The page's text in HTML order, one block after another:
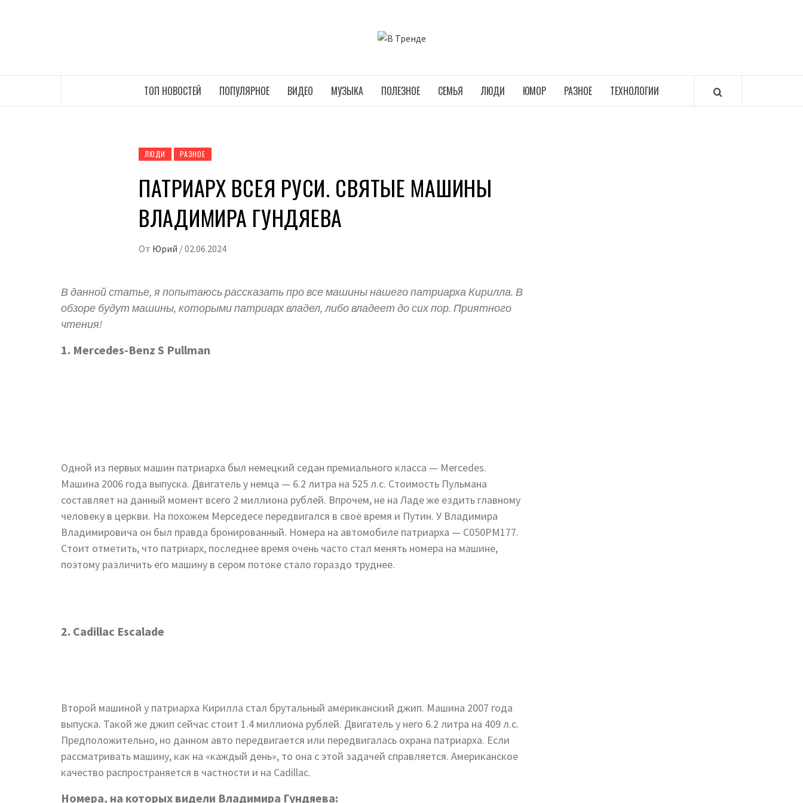
ТОП НОВОСТЕЙ ПОПУЛЯРНОЕ ВИДЕО МУЗЫКА ПОЛЕЗНОЕ СЕМЬЯ ЛЮДИ ЮМОР РАЗНОЕ ТЕХНОЛОГИИ
ЛЮДИ РАЗНОЕ
ПАТРИАРХ ВСЕЯ РУСИ. СВЯТЫЕ МАШИНЫ
ВЛАДИМИРА ГУНДЯЕВА
От Юрий /02.06.2024
В данной статье, я попытаюсь рассказать про все машины нашего патриарха Кирилла. В
обзоре будут машины, которыми патриарх владел, либо владеет до сих пор. Приятного
чтения!
1. Mercedes-Benz S Pullman
Одной из первых машин патриарха был немецкий седан премиального класса — Mercedes.
Машина 2006 года выпуска. Двигатель у немца — 6.2 литра на 525 л.с. Стоимость Пульмана
составляет на данный момент всего 2 миллиона рублей. Впрочем, не на Ладе же ездить главному
человеку в церкви. На похожем Мерседесе передвигался в своё время и Путин. У Владимира
Владимировича он был правда бронированный. Номера на автомобиле патриарха — С050РМ177.
Стоит отметить, что патриарх, последнее время очень часто стал менять номера на машине,
поэтому различить его машину в сером потоке стало гораздо труднее.
2. Cadillac Escalade
Второй машиной у патриарха Кирилла стал брутальный американский джип. Машина 2007 года
выпуска. Такой же джип сейчас стоит 1.4 миллиона рублей. Двигатель у него 6.2 литра на 409 л.с.
Предположительно, но данном авто передвигается или передвигалась охрана патриарха. Если
рассматривать машину, как на «каждый день», то она с этой задачей справляется. Американское
качество распространяется в частности и на Cadillac.
Номера, на которых видели Владимира Гундяева: